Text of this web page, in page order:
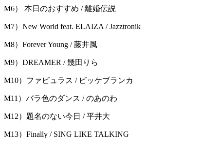
M6） 本⽇のおすすめ / 離婚伝説
M7）New World feat. ELAIZA / Jazztronik
M8）Forever Young / 藤井⾵
M9）DREAMER / 幾田りら
M10）ファビュラス / ビッケブランカ
M11）バラ⾊のダンス / のあのわ
M12）題名のない今⽇ / 平井⼤
M13）Finally / SING LIKE TALKING